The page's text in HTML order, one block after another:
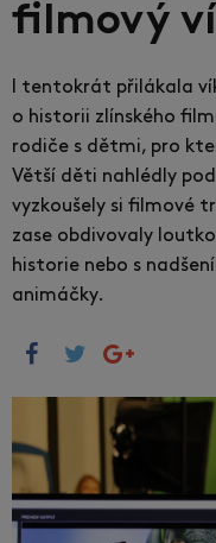
filmový
I tentokrát přilákala
o historii zlínského
rodiče s dětmi, pro
Větší děti nahlédly
vyzkoušely si filmové
zase obdivovaly
historie nebo s
animáčky.